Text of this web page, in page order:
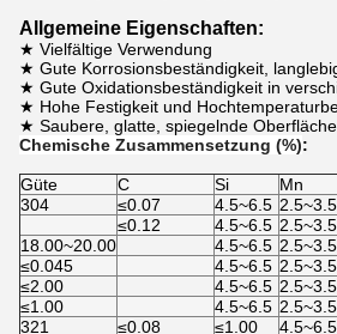
Allgemeine Eigenschaften:
★ Vielfältige Verwendung
★ Gute Korrosionsbeständigkeit,
★ Gute Oxidationsbeständigkeit in
★ Hohe Festigkeit und
★ Saubere, glatte, spiegelnde Oberfläche
Chemische Zusammensetzung (%):
Güte C Si Mn
304
≤0.07 4.5~6.5 2.5~3.5
≤0.12
4.5~6.5 2.5~3.5
18.00~20.00
4.5~6.5 2.5~3.5
≤0.045
4.5~6.5 2.5~3.5
≤2.00
4.5~6.5 2.5~3.5
≤1.00
4.5~6.5 2.5~3.5
321
≤0.08 ≤1.00 4.5~6.5